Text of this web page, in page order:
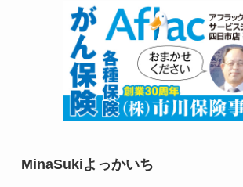
MinaSukiよっかいち